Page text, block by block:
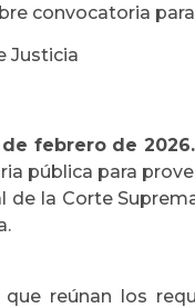
convocatoria
Justicia
febrero de
pública para
de la Corte
reúnan los